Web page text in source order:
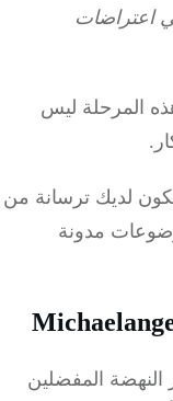
ليس
لديك ترسانة من
مدونة
المفضلين